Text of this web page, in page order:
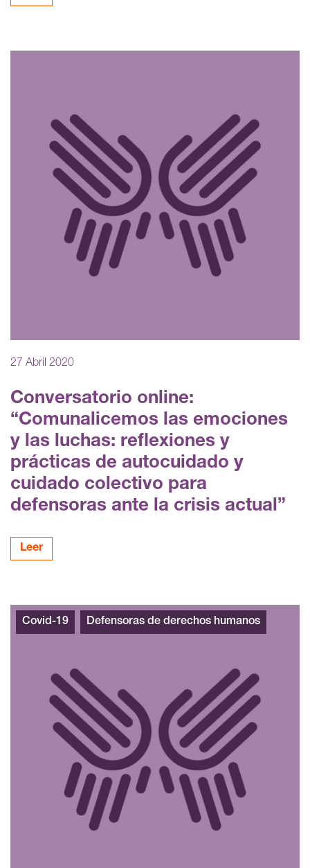
27 Abril 2020
Conversatorio online:
“Comunalicemos las emociones
y las luchas: reflexiones y
prácticas de autocuidado y
cuidado colectivo para
defensoras ante la crisis actual”
Leer
Covid-19 Defensoras de derechos humanos